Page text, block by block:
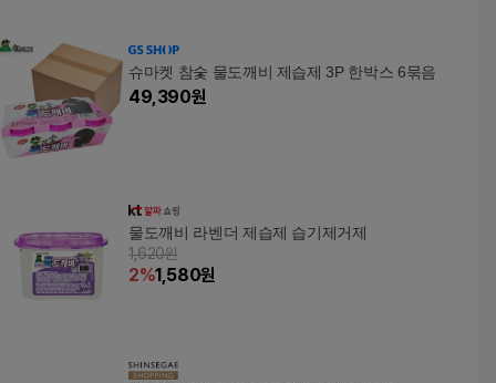
슈마켓 참숯 물도깨비 제습제 3P 한박스 6묶음
49,390원
물도깨비 라벤더 제습제 습기제거제
1,620원
2%1,580원